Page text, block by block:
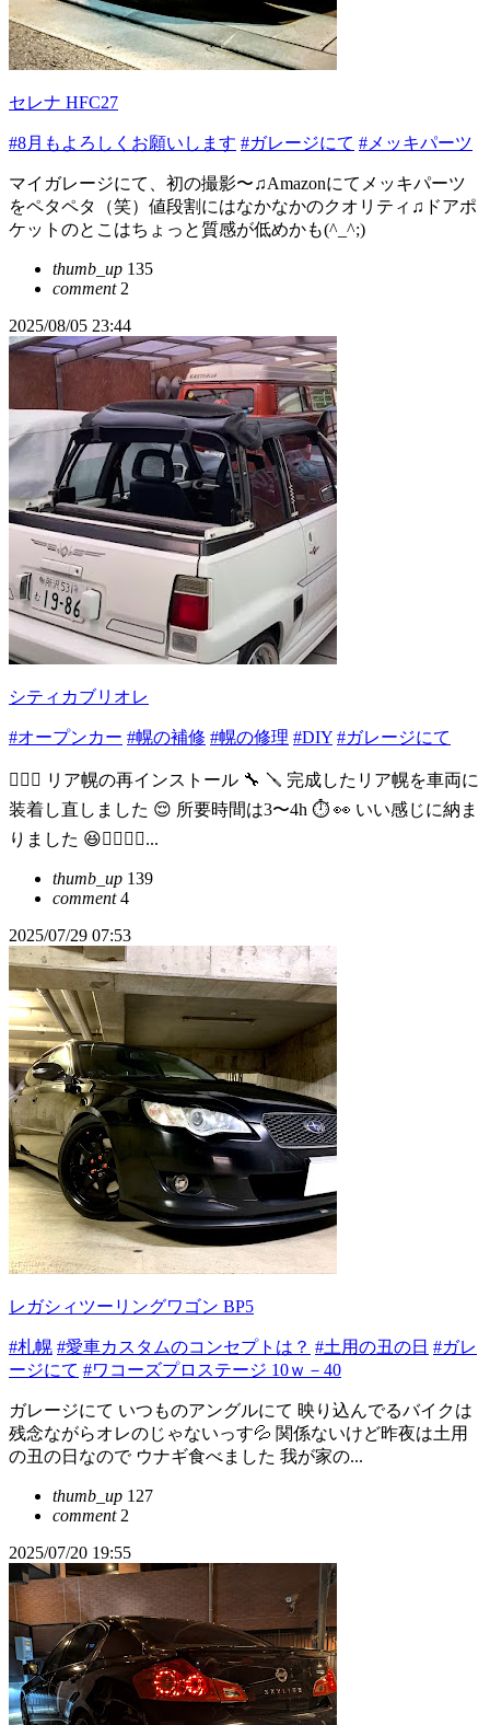
セレナ HFC27
#8月もよろしくお願いします #ガレージにて #メッキパーツ
マイガレージにて、初の撮影〜♫Amazonにてメッキパーツ
をペタペタ（笑）値段割にはなかなかのクオリティ♫ドアポ
ケットのとこはちょっと質感が低めかも(^_^;)
thumb_up 135
comment2
2025/08/05 23:44
シティカブリオレ
#オープンカー #幌の補修 #幌の修理 #DIY #ガレージにて
👷🏻‍♂️ リア幌の再インストール 🔧 🪛 完成したリア幌を車両に
装着し直しました 😌 所要時間は3〜4h ⏱️ 👀 いい感じに納ま
りました 😆👍🏼👷🏻‍...
thumb_up 139
comment4
2025/07/29 07:53
レガシィツーリングワゴン BP5
#札幌 #愛車カスタムのコンセプトは？ #土用の丑の日 #ガレ
ージにて #ワコーズプロステージ 10ｗ－40
ガレージにて いつものアングルにて 映り込んでるバイクは
残念ながらオレのじゃないっす💦 関係ないけど昨夜は土用
の丑の日なので ウナギ食べました 我が家の...
thumb_up 127
comment2
2025/07/20 19:55